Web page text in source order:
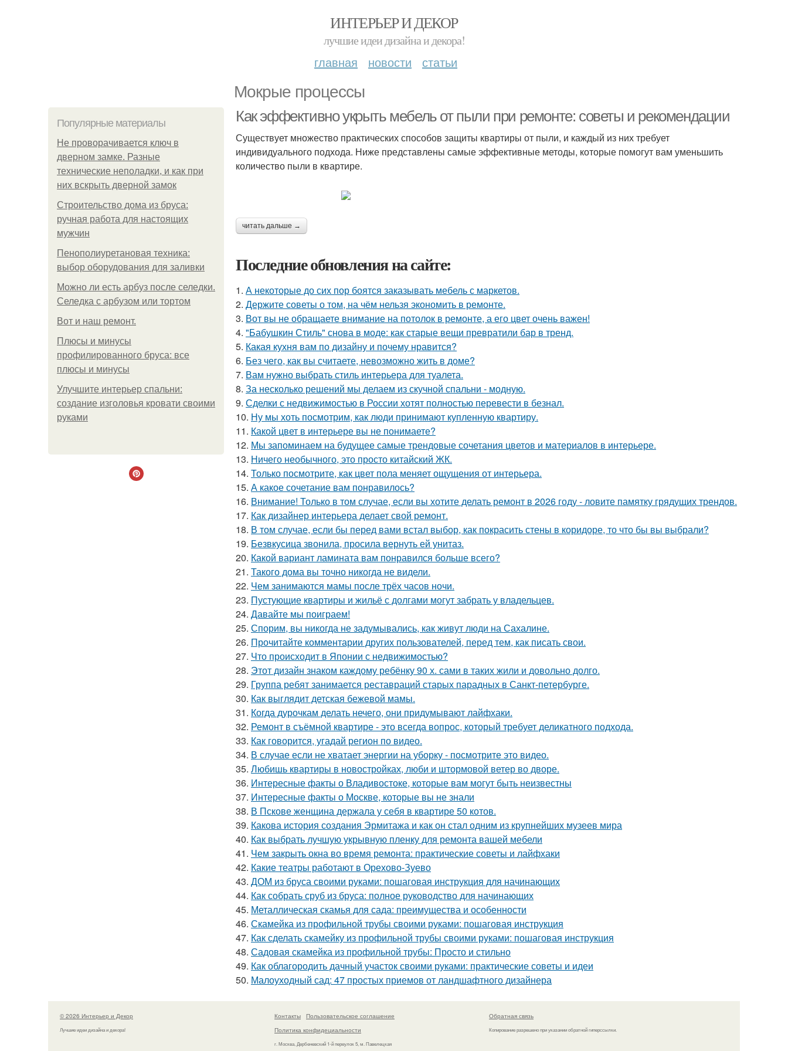
ИНТЕРЬЕР И ДЕКОР
лучшие идеи дизайна и декора!
главная новости статьи
Мокрые процессы
Популярные материалы
Не проворачивается ключ в
дверном замке. Разные
технические неполадки, и как при
них вскрыть дверной замок
Строительство дома из бруса:
ручная работа для настоящих
мужчин
Пенополиуретановая техника:
выбор оборудования для заливки
Можно ли есть арбуз после селедки.
Селедка с арбузом или тортом
Boт и наш ремoнт.
Плюсы и минусы
профилированного бруса: все
плюсы и минусы
Улучшите интерьер спальни:
создание изголовья кровати своими
руками
Как эффективно укрыть мебель от пыли при ремонте: советы и рекомендации
Существует множество практических способов защиты квартиры от пыли, и каждый из них требует
индивидуального подхода. Ниже представлены самые эффективные методы, которые помогут вам уменьшить
количество пыли в квартире.
читать дальше →
Последние обновления на сайте:
1. А некоторые до сих пор боятся заказывать мебель с маркетов.
2. Держите советы о том, на чём нельзя экономить в ремонте.
3. Вот вы не обращаете внимание на потолок в ремонте, а его цвет очень важен!
4. "Бабушкин Стиль" снова в моде: как старые вещи превратили бар в тренд.
5. Какая кухня вам по дизайну и почему нравится?
6. Без чего, как вы считаете, невозможно жить в доме?
7. Вам нужно выбрать стиль интерьера для туалета.
8. За несколько решений мы делаем из скучной спальни - модную.
9. Сделки с недвижимостью в России хотят полностью перевести в безнал.
10. Ну мы хоть посмотрим, как люди принимают купленную квартиру.
11. Какой цвет в интерьере вы не понимаете?
12. Мы запоминаем на будущее самые трендовые сочетания цветов и материалов в интерьере.
13. Ничего необычного, это просто китайский ЖК.
14. Только посмотрите, как цвет пола меняет ощущения от интерьера.
15. А какое сочетание вам понравилось?
16. Внимание! Только в том случае, если вы хотите делать ремонт в 2026 году - ловите памятку грядущих трендов.
17. Как дизайнер интерьера делает свой ремонт.
18. В том случае, если бы перед вами встал выбор, как покрасить стены в коридоре, то что бы вы выбрали?
19. Безвкусица звонила, просила вернуть ей унитаз.
20. Какой вариант ламината вам понравился больше всего?
21. Такого дома вы точно никогда не видели.
22. Чем занимаются мамы после трёх часов ночи.
23. Пустующие квартиры и жильё с долгами могут забрать у владельцев.
24. Давайте мы поиграем!
25. Спорим, вы никогда не задумывались, как живут люди на Сахалине.
26. Прочитайте комментарии других пользователей, перед тем, как писать свои.
27. Что происходит в Японии с недвижимостью?
28. Этот дизайн знаком каждому ребёнку 90 х. сами в таких жили и довольно долго.
29. Группа ребят занимается реставраций старых парадных в Санкт-петербурге.
30. Как выглядит детская бежевой мамы.
31. Когда дурочкам делать нечего, они придумывают лайфхаки.
32. Ремонт в съёмной квартире - это всегда вопрос, который требует деликатного подхода.
33. Как говорится, угадай регион по видео.
34. В случае если не хватает энергии на уборку - посмотрите это видео.
35. Любишь квартиры в новостройках, люби и штормовой ветер во дворе.
36. Интересные факты о Владивостоке, которые вам могут быть неизвестны
37. Интересные факты о Москве, которые вы не знали
38. В Пскове женщина держала у себя в квартире 50 котов.
39. Какова история создания Эрмитажа и как он стал одним из крупнейших музеев мира
40. Как выбрать лучшую укрывную пленку для ремонта вашей мебели
41. Чем закрыть окна во время ремонта: практические советы и лайфхаки
42. Какие театры работают в Орехово-Зуево
43. ДОМ из бруса своими руками: пошаговая инструкция для начинающих
44. Как собрать сруб из бруса: полное руководство для начинающих
45. Металлическая скамья для сада: преимущества и особенности
46. Скамейка из профильной трубы своими руками: пошаговая инструкция
47. Как сделать скамейку из профильной трубы своими руками: пошаговая инструкция
48. Садовая скамейка из профильной трубы: Просто и стильно
49. Как облагородить дачный участок своими руками: практические советы и идеи
50. Малоуходный сад: 47 простых приемов от ландшафтного дизайнера
© 2026 Интерьер и Декор
Лучшие идеи дизайна и декора!
Контакты
Пользовательское соглашение
Политика конфидециальности
г. Москва, Дербеневский 1-й переулок 5, м. Павелецкая
Обратная связь
Копирование разрешено при указании обратной гиперссылки.